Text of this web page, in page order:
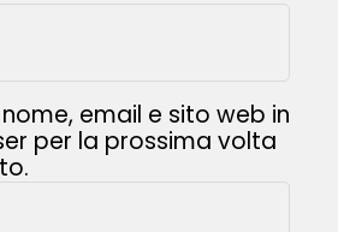
email e sito web in
per la prossima volta